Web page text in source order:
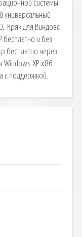
системы
Кряк Для Виндовс
бесплатно и без
бесплатно через.
Windows XP x86
с поддержкой.